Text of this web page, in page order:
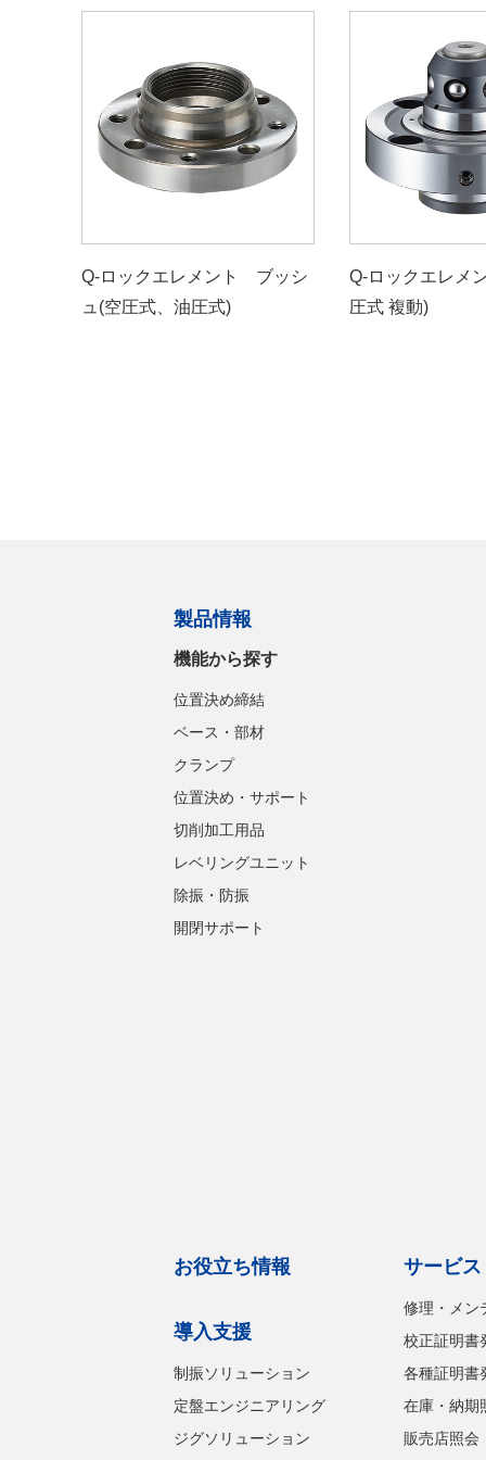
Q-ロックエレメント ブッシ
ュ(空圧式、油圧式)
Q-ロックエレメ
圧式 複動)
製品情報
機能から探す
位置決め締結
ベース・部材
クランプ
位置決め・サポート
切削加工用品
レベリングユニット
除振・防振
開閉サポート
お役立ち情報
導入支援
制振ソリューション
定盤エンジニアリング
ジグソリューション
サービ
修理・メン
校正証明書
各種証明書
在庫・納期
販売店照会